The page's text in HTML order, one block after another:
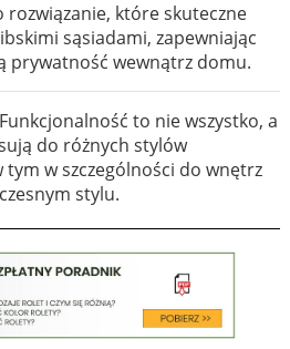
rozwiązanie, które skuteczne
sąsiadami, zapewniając
prywatność wewnątrz domu.
to nie wszystko, a
do różnych stylów
w szczególności do wnętrz
stylu.